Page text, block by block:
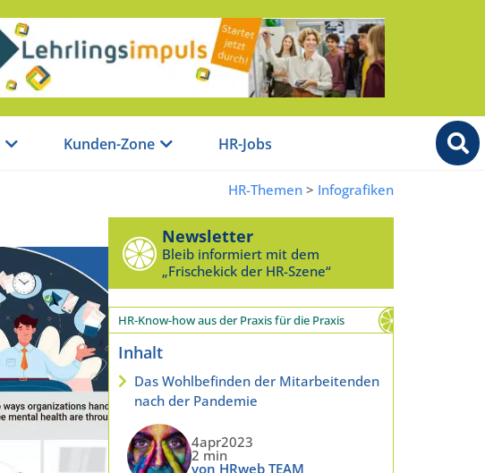
Kunden-Zone HR-Jobs
HR-Themen > Infografiken
Newsletter
Bleib informiert mit dem
„Frischekick der HR-Szene“
HR-Know-how aus der Praxis für die Praxis
Inhalt
Das Wohlbefinden der Mitarbeitenden
nach der Pandemie
4apr2023
2 min
von HRweb TEAM